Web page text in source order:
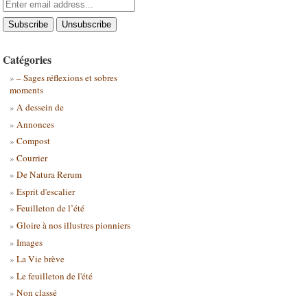
Catégories
– Sages réflexions et sobres
moments
A dessein de
Annonces
Compost
Courrier
De Natura Rerum
Esprit d'escalier
Feuilleton de l’été
Gloire à nos illustres pionniers
Images
La Vie brève
Le feuilleton de l'été
Non classé